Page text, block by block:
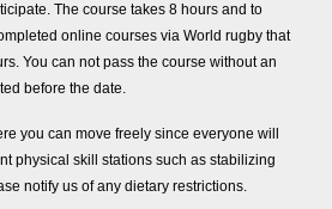
The course takes 8 hours and to
online courses via World rugby that
You can not pass the course without an
before the date.
you can move freely since everyone will
physical skill stations such as stabilizing
notify us of any dietary restrictions.